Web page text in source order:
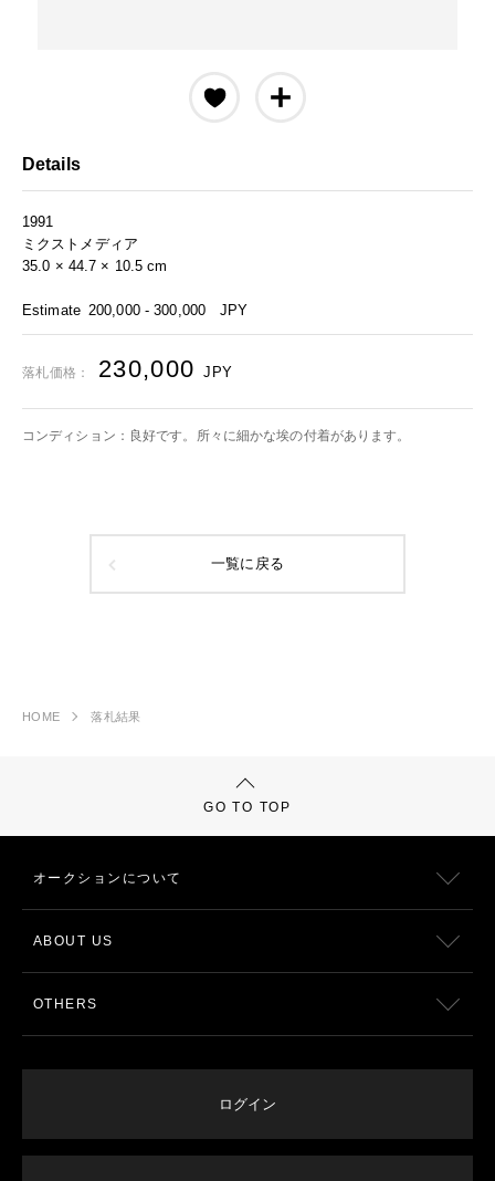
Details
1991
ミクストメディア
35.0 × 44.7 × 10.5 cm
Estimate 200,000 - 300,000 JPY
落札価格： 230,000 JPY
コンディション：良好です。所々に細かな埃の付着があります。
一覧に戻る
HOME 落札結果
GO TO TOP
オークションについて
ABOUT US
OTHERS
ログイン